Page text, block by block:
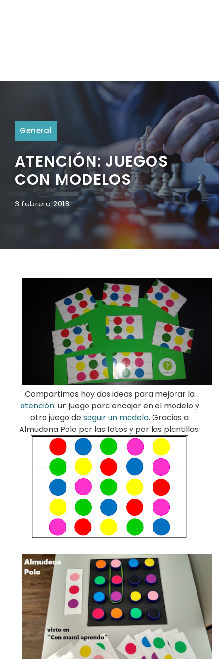
General
ATENCIÓN: JUEGOS
CON MODELOS
3 febrero 2018
Compartimos hoy dos ideas para mejorar la
atención: un juego para encajar en el modelo y
otro juego deseguir un modelo. Gracias a
Almudena Polo por las fotos y por las plantillas: